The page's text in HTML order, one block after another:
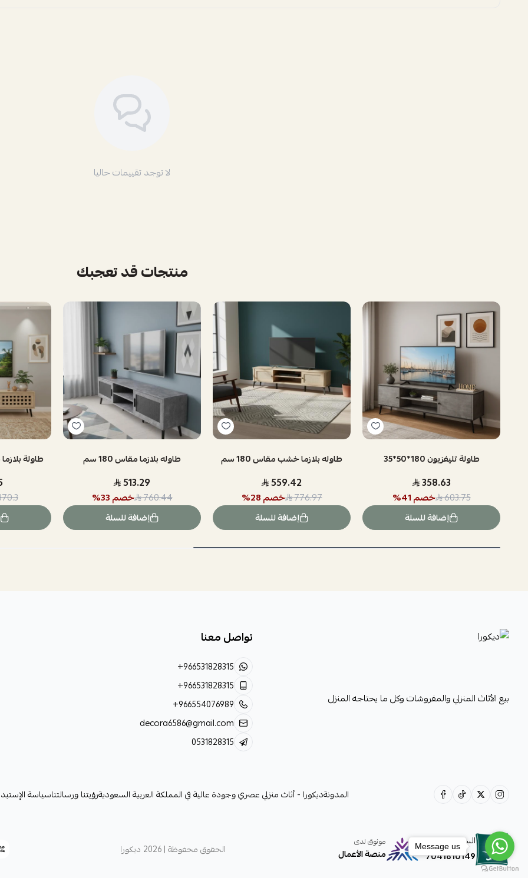
لا توجد تقييمات حاليا
منتجات قد تعجبك
طاولة تليفزيون 180*50*35
358.63
603.75 خصم41
%
إضافة للسلة
طاوله بلازما خشب مقاس 180 سم
559.42
776.97 خصم28
%
إضافة للسلة
طاوله بلازما مقاس 180 سم
513.29
760.44 خصم33
%
إضافة للسلة
طاولة بلازما
ديكورا
بيع الأثاث المنزلي والمفروشات وكل ما يحتاجه المنزل
تواصل معنا
+966531828315
+966531828315
+966554076989
decora6586@gmail.com
0531828315
المدونةديكورا - أثاث منزلي عصري وجودة عالية في المملكة العربية السعوديةرؤيتنا ورسالتناسياسة
السجل التجاري
7041810149
موثوق لدى
منصة الأعمال الحقوق محفوظة | 2026 ديكورا Message us